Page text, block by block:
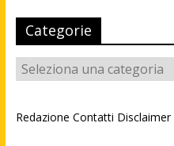
Categorie
Categorie
Redazione Contatti Disclaimer